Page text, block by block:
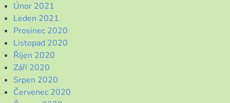
Únor 2021
Leden 2021
Prosinec 2020
Listopad 2020
Říjen 2020
Září 2020
Srpen 2020
Červenec 2020